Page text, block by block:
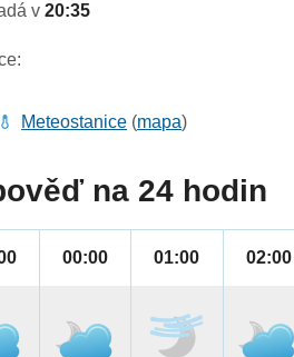
v20:35
Meteostanice (mapa)
na 24 hodin
00:00 01:00 02:00